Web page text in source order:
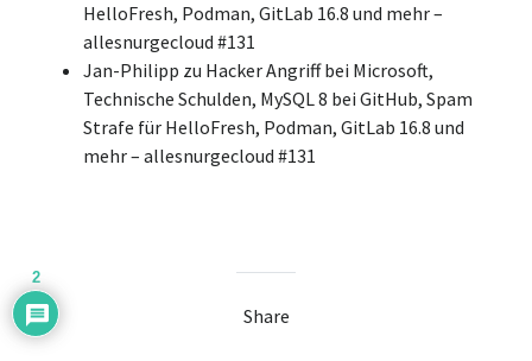
HelloFresh, Podman, GitLab 16.8 und mehr –
allesnurgecloud #131
Jan-Philipp zu Hacker Angriff bei Microsoft,
Technische Schulden, MySQL 8 bei GitHub, Spam
Strafe für HelloFresh, Podman, GitLab 16.8 und
mehr – allesnurgecloud #131
Share
2